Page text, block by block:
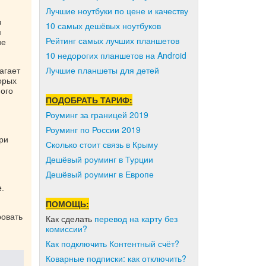
Лучшие ноутбуки по цене и качеству
10 самых дешёвых ноутбуков
Рейтинг самых лучших планшетов
10 недорогих планшетов на Android
Лучшие планшеты для детей
ПОДОБРАТЬ ТАРИФ:
Роуминг за границей 2019
Роуминг по России 2019
Сколько стоит связь в Крыму
Дешёвый роуминг в Турции
Дешёвый роуминг в Европе
ПОМОЩЬ:
Как сделать перевод на карту без
комиссии?
Как подключить Контентный счёт?
Коварные подписки: как отключить?